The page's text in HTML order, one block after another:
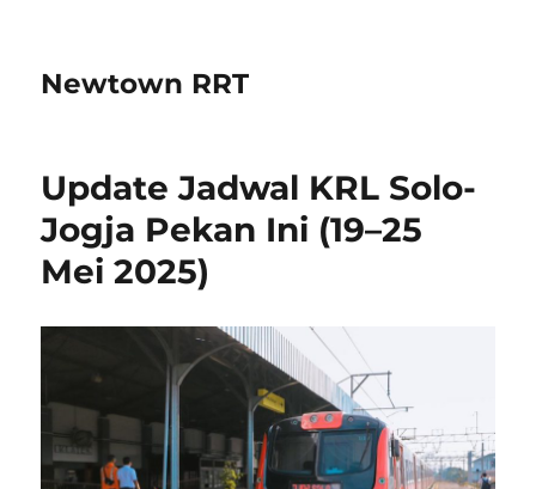
Newtown RRT
Update Jadwal KRL Solo-
Jogja Pekan Ini (19–25
Mei 2025)